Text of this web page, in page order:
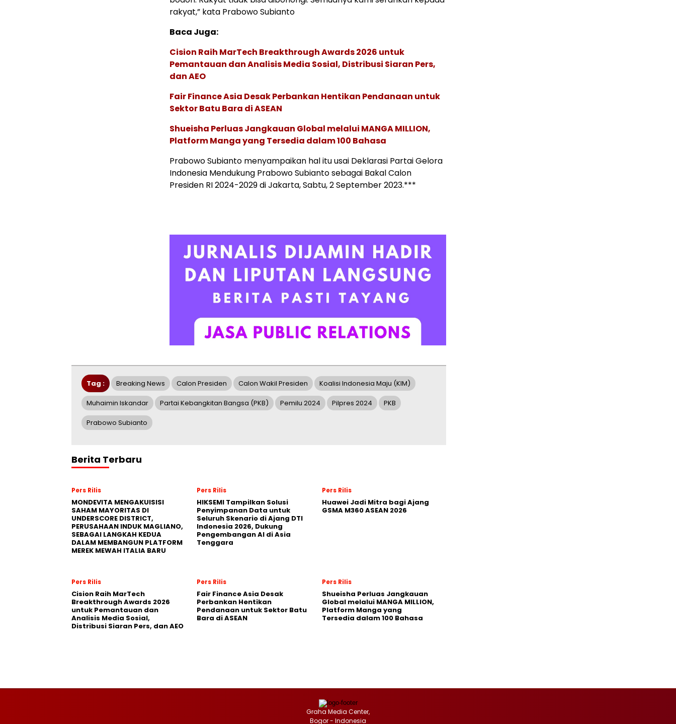
rakyat,” kata Prabowo Subianto
Baca Juga:
Cision Raih MarTech Breakthrough Awards 2026 untuk
Pemantauan dan Analisis Media Sosial, Distribusi Siaran Pers,
dan AEO
Fair Finance Asia Desak Perbankan Hentikan Pendanaan untuk
Sektor Batu Bara di ASEAN
Shueisha Perluas Jangkauan Global melalui MANGA MILLION,
Platform Manga yang Tersedia dalam 100 Bahasa
Prabowo Subianto menyampaikan hal itu usai Deklarasi Partai Gelora
Indonesia Mendukung Prabowo Subianto sebagai Bakal Calon
Presiden RI 2024-2029 di Jakarta, Sabtu, 2 September 2023.***
Tag : Breaking News Calon Presiden Calon Wakil Presiden Koalisi Indonesia Maju (KIM)
Muhaimin Iskandar Partai Kebangkitan Bangsa (PKB) Pemilu 2024 Pilpres 2024 PKB
Prabowo Subianto
Berita Terbaru
Pers Rilis
MONDEVITA MENGAKUISISI
SAHAM MAYORITAS DI
UNDERSCORE DISTRICT,
PERUSAHAAN INDUK MAGLIANO,
SEBAGAI LANGKAH KEDUA
DALAM MEMBANGUN PLATFORM
MEREK MEWAH ITALIA BARU
Pers Rilis
HIKSEMI Tampilkan Solusi
Penyimpanan Data untuk
Seluruh Skenario di Ajang DTI
Indonesia 2026, Dukung
Pengembangan AI di Asia
Tenggara
Pers Rilis
Huawei Jadi Mitra bagi Ajang
GSMA M360 ASEAN 2026
Pers Rilis
Cision Raih MarTech
Breakthrough Awards 2026
untuk Pemantauan dan
Analisis Media Sosial,
Distribusi Siaran Pers, dan AEO
Pers Rilis
Fair Finance Asia Desak
Perbankan Hentikan
Pendanaan untuk Sektor Batu
Bara di ASEAN
Pers Rilis
Shueisha Perluas Jangkauan
Global melalui MANGA MILLION,
Platform Manga yang
Tersedia dalam 100 Bahasa
Graha Media Center,
Bogor - Indonesia